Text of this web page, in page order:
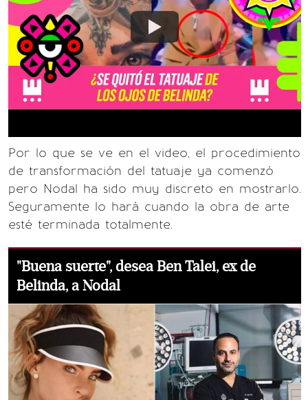
Por lo que se ve en el video, el procedimiento
de transformación del tatuaje ya comenzó
pero Nodal ha sido muy discreto en mostrarlo.
Seguramente lo hará cuando la obra de arte
esté terminada totalmente.
"Buena suerte", desea Ben Talei, ex de
Belinda, a Nodal